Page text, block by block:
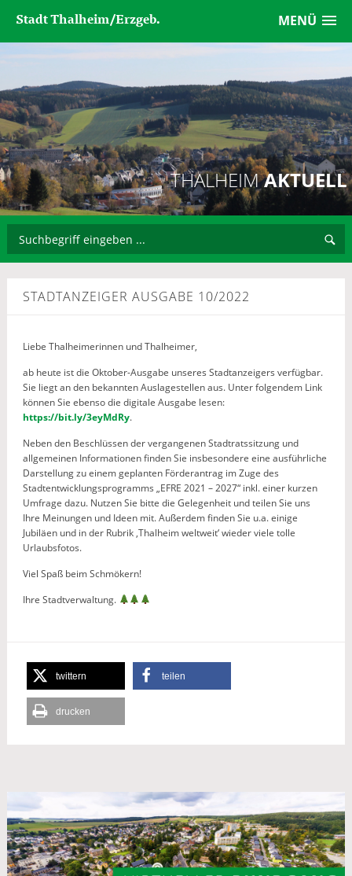
MENÜ
Stadt Thalheim/Erzgeb.
THALHEIMAKTUELL
STADTANZEIGER AUSGABE 10/2022
Liebe Thalheimerinnen und Thalheimer,
ab heute ist die Oktober-Ausgabe unseres Stadtanzeigers verfügbar.
Sie liegt an den bekannten Auslagestellen aus. Unter folgendem Link
können Sie ebenso die digitale Ausgabe lesen:
https://bit.ly/3eyMdRy.
Neben den Beschlüssen der vergangenen Stadtratssitzung und
allgemeinen Informationen finden Sie insbesondere eine ausführliche
Darstellung zu einem geplanten Förderantrag im Zuge des
Stadtentwicklungsprogramms „EFRE 2021 – 2027“ inkl. einer kurzen
Umfrage dazu. Nutzen Sie bitte die Gelegenheit und teilen Sie uns
Ihre Meinungen und Ideen mit. Außerdem finden Sie u.a. einige
Jubiläen und in der Rubrik ‚Thalheim weltweit‘ wieder viele tolle
Urlaubsfotos.
Viel Spaß beim Schmökern!
Ihre Stadtverwaltung.
twittern teilen
drucken